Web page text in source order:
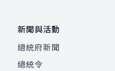
新聞與活動
總統府新聞
總統令